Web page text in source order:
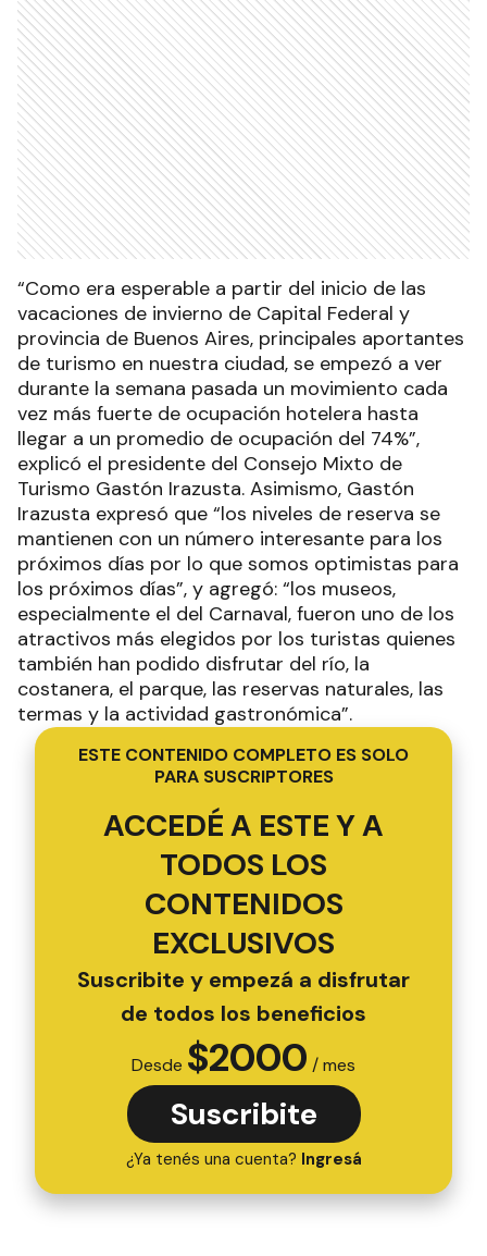
“Como era esperable a partir del inicio de las
vacaciones de invierno de Capital Federal y
provincia de Buenos Aires, principales aportantes
de turismo en nuestra ciudad, se empezó a ver
durante la semana pasada un movimiento cada
vez más fuerte de ocupación hotelera hasta
llegar a un promedio de ocupación del 74%”,
explicó el presidente del Consejo Mixto de
Turismo Gastón Irazusta. Asimismo, Gastón
Irazusta expresó que “los niveles de reserva se
mantienen con un número interesante para los
próximos días por lo que somos optimistas para
los próximos días”, y agregó: “los museos,
especialmente el del Carnaval, fueron uno de los
atractivos más elegidos por los turistas quienes
también han podido disfrutar del río, la
costanera, el parque, las reservas naturales, las
termas y la actividad gastronómica”.
ESTE CONTENIDO COMPLETO ES SOLO
PARA SUSCRIPTORES
ACCEDÉ A ESTE Y A
TODOS LOS
CONTENIDOS
EXCLUSIVOS
Suscribite y empezá a disfrutar
de todos los beneficios
Desde $2000 / mes
Suscribite
¿Ya tenés una cuenta? Ingresá